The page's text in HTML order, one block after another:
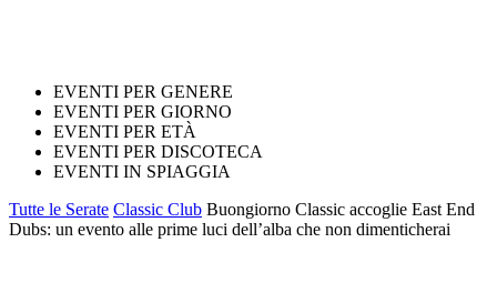
EVENTI PER GENERE
EVENTI PER GIORNO
EVENTI PER ETÀ
EVENTI PER DISCOTECA
EVENTI IN SPIAGGIA
Tutte le Serate Classic Club Buongiorno Classic accoglie East End
Dubs: un evento alle prime luci dell’alba che non dimenticherai